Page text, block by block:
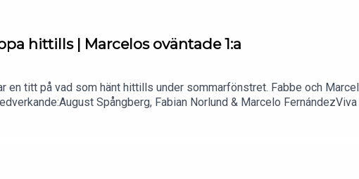
hittills | Marcelos oväntade 1:a
en titt på vad som hänt hittills under sommarfönstret. Fabbe och
Spångberg, Fabian Norlund & Marcelo
har vi tagit fram unika långtidsspel som ni hör i dessa avsnitt. Ni hittar
odds/football/viva_fotboll_specialoddsKontakta redaktionen:
@vivafotboll